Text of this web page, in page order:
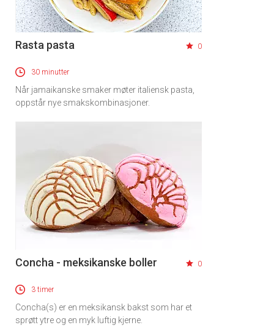
Rasta pasta 0
30 minutter
Når jamaikanske smaker møter italiensk pasta,
oppstår nye smakskombinasjoner.
Concha - meksikanske boller 0
3 timer
Concha(s) er en meksikansk bakst som har et
sprøtt ytre og en myk luftig kjerne.